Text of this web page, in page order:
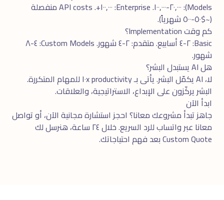
Models): ٢٠,٠٠٠-١٠٠,٠٠٠. Enterprise: ١٠٠,٠٠٠+. API costs منفصلة
(~$٥٠-٥٠٠ شهرياً).
كم وقت Implementation؟
Basic: ٢-٤ أسابيع. متقدم: ٢-٤ شهور. Custom Models: ٤-٨
شهور.
هل AI يستبدل البشر؟
لا، AI يكمّل البشر. يأتى بـ ١٠x productivity للمهام المتكررة.
البشر يركّزون على الإبداع، الاستراتيجية، والعلاقات.
ابدأ الآن
جاهز تبدأ مشروعك معانا؟ احجز استشارة مجانية الآن، أو تواصل
معانا عبر واتساب
للرد السريع. خلال ٢٤ ساعة، هنرسل لك
Custom Quote بعد فهم احتياجاتك.